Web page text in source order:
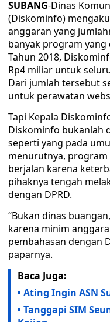
SUBANG-Dinas
(Diskominfo)
anggaran yang
banyak program
Tahun 2018,
Rp4 miliar untuk
Dari jumlah tersebut
untuk perawatan
Tapi Kepala
Diskominfo bukanlah
seperti yang pada
menurutnya,
berjalan karena
pihaknya tengah
dengan DPRD.
“Bukan dinas
karena minim
pembahasan dengan
paparnya.
Baca Juga:
Ating Ingin ASN
Tanggapi SIM